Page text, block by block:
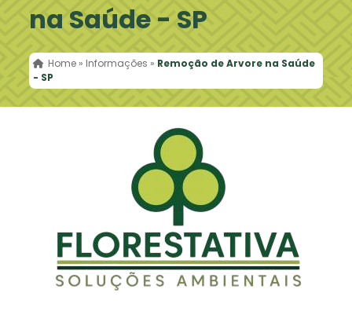
na Saúde - SP
Home » Informações » Remoção de Arvore na Saúde
- SP